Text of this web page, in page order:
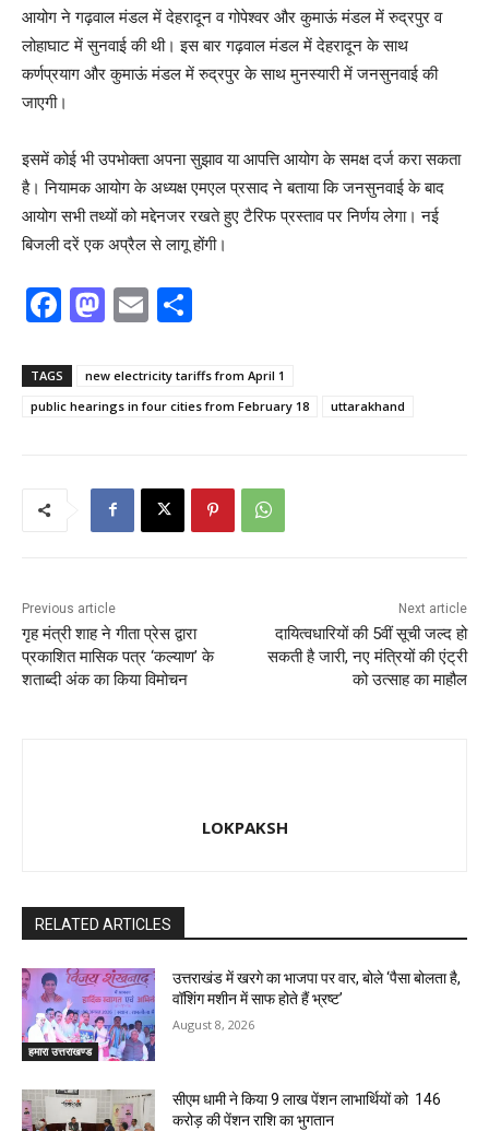
आयोग ने गढ़वाल मंडल में देहरादून व गोपेश्वर और कुमाऊं मंडल में रुद्रपुर व
लोहाघाट में सुनवाई की थी। इस बार गढ़वाल मंडल में देहरादून के साथ
कर्णप्रयाग और कुमाऊं मंडल में रुद्रपुर के साथ मुनस्यारी में जनसुनवाई की
जाएगी।
इसमें कोई भी उपभोक्ता अपना सुझाव या आपत्ति आयोग के समक्ष दर्ज करा सकता
है। नियामक आयोग के अध्यक्ष एमएल प्रसाद ने बताया कि जनसुनवाई के बाद
आयोग सभी तथ्यों को मद्देनजर रखते हुए टैरिफ प्रस्ताव पर निर्णय लेगा। नई
बिजली दरें एक अप्रैल से लागू होंगी।
F
c
e
M
st
o
o
n
E
ai
l
ar
e
TAGS
new electricity tariffs from April 1
public hearings in four cities from February 18
uttarakhand
Previous article
गृह मंत्री शाह ने गीता प्रेस द्वारा
प्रकाशित मासिक पत्र ‘कल्याण’ के
शताब्दी अंक का किया विमोचन
Next article
दायित्वधारियों की 5वीं सूची जल्द हो
सकती है जारी, नए मंत्रियों की एंट्री
को उत्साह का माहौल
LOKPAKSH
RELATED ARTICLES
हमारा उत्तराखण्ड
उत्तराखंड में खरगे का भाजपा पर वार, बोले ‘पैसा बोलता है,
वॉशिंग मशीन में साफ होते हैं भ्रष्ट’
August 8, 2026
सीएम धामी ने किया 9 लाख पेंशन लाभार्थियों को ₹ 146
करोड़ की पेंशन राशि का भुगतान